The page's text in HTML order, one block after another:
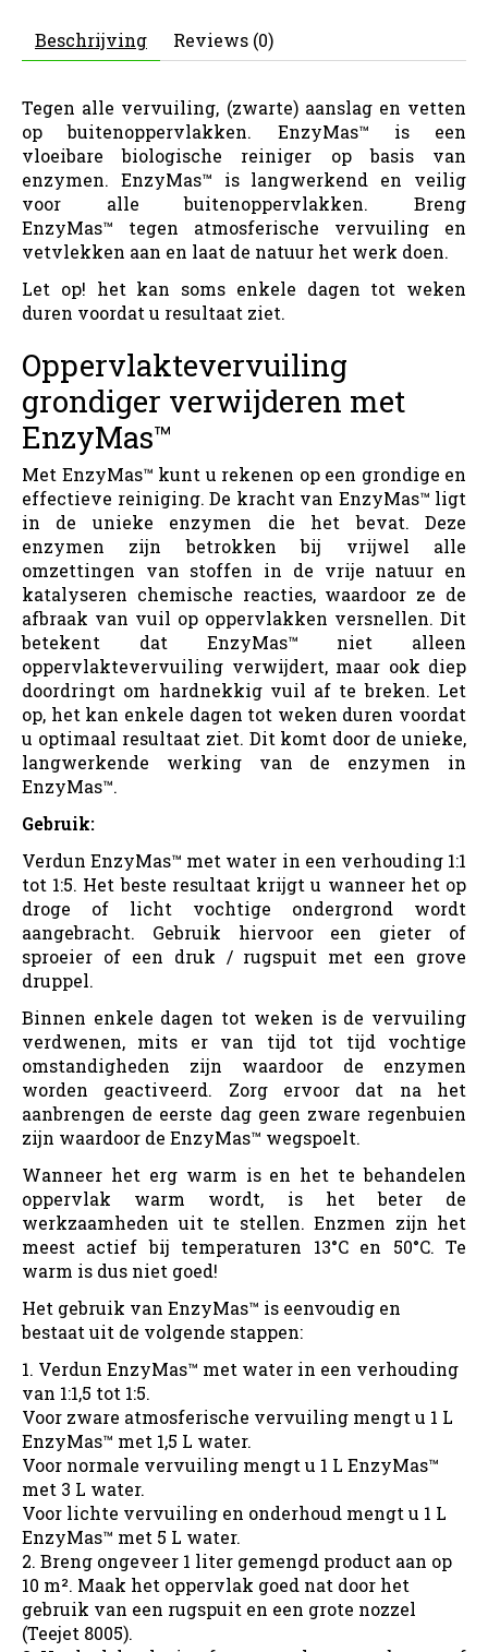
Beschrijving Reviews (0)
Tegen alle vervuiling, (zwarte) aanslag en vetten
op buitenoppervlakken. EnzyMas™ is een
vloeibare biologische reiniger op basis van
enzymen. EnzyMas™ is langwerkend en veilig
voor alle buitenoppervlakken. Breng
EnzyMas™ tegen atmosferische vervuiling en
vetvlekken aan en laat de natuur het werk doen.
Let op! het kan soms enkele dagen tot weken
duren voordat u resultaat ziet.
Oppervlaktevervuiling
grondiger verwijderen met
EnzyMas™
Met EnzyMas™ kunt u rekenen op een grondige en
effectieve reiniging. De kracht van EnzyMas™ ligt
in de unieke enzymen die het bevat. Deze
enzymen zijn betrokken bij vrijwel alle
omzettingen van stoffen in de vrije natuur en
katalyseren chemische reacties, waardoor ze de
afbraak van vuil op oppervlakken versnellen. Dit
betekent dat EnzyMas™ niet alleen
oppervlaktevervuiling verwijdert, maar ook diep
doordringt om hardnekkig vuil af te breken. Let
op, het kan enkele dagen tot weken duren voordat
u optimaal resultaat ziet. Dit komt door de unieke,
langwerkende werking van de enzymen in
EnzyMas™.
Gebruik:
Verdun EnzyMas™ met water in een verhouding 1:1
tot 1:5. Het beste resultaat krijgt u wanneer het op
droge of licht vochtige ondergrond wordt
aangebracht. Gebruik hiervoor een gieter of
sproeier of een druk / rugspuit met een grove
druppel.
Binnen enkele dagen tot weken is de vervuiling
verdwenen, mits er van tijd tot tijd vochtige
omstandigheden zijn waardoor de enzymen
worden geactiveerd. Zorg ervoor dat na het
aanbrengen de eerste dag geen zware regenbuien
zijn waardoor de EnzyMas™ wegspoelt.
Wanneer het erg warm is en het te behandelen
oppervlak warm wordt, is het beter de
werkzaamheden uit te stellen. Enzmen zijn het
meest actief bij temperaturen 13°C en 50°C. Te
warm is dus niet goed!
Het gebruik van EnzyMas™ is eenvoudig en
bestaat uit de volgende stappen:
1. Verdun EnzyMas™ met water in een verhouding
van 1:1,5 tot 1:5.
Voor zware atmosferische vervuiling mengt u 1 L
EnzyMas™ met 1,5 L water.
Voor normale vervuiling mengt u 1 L EnzyMas™
met 3 L water.
Voor lichte vervuiling en onderhoud mengt u 1 L
EnzyMas™ met 5 L water.
2. Breng ongeveer 1 liter gemengd product aan op
10 m². Maak het oppervlak goed nat door het
gebruik van een rugspuit en een grote nozzel
(Teejet 8005).